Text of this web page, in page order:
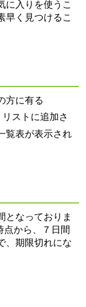
売買 賃貸
に入りを使うこ
早く見つけるこ
方に有る
ストに追加さ
覧表が表示され
となっておりま
点から、７日間
、期限切れにな